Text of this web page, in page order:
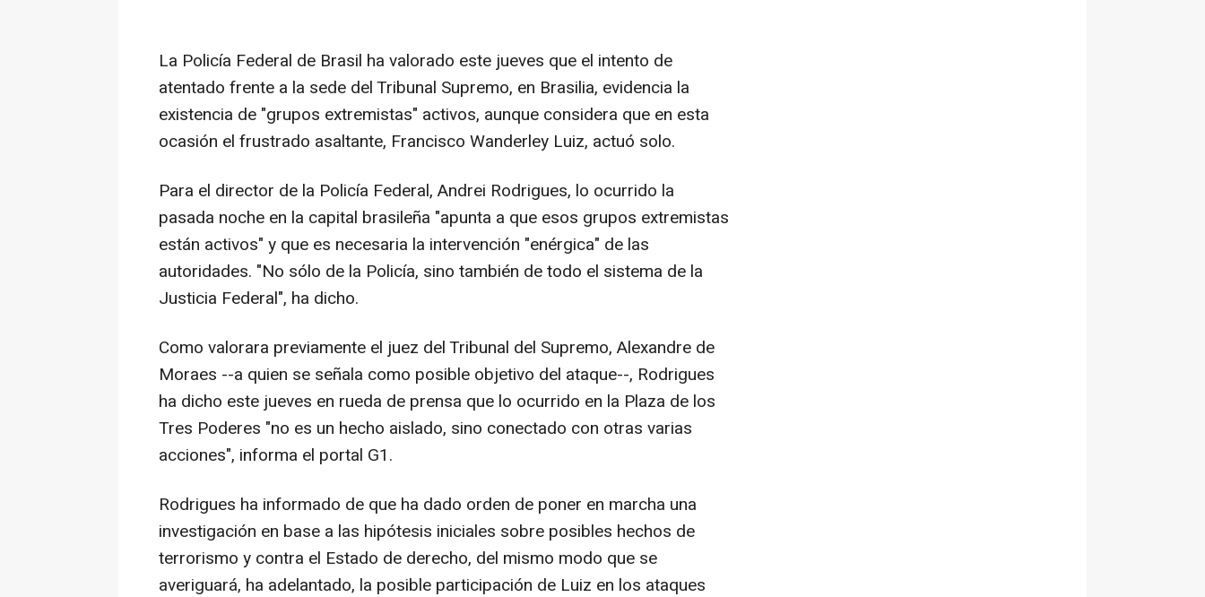
La Policía Federal de Brasil ha valorado este jueves que el intento de
atentado frente a la sede del Tribunal Supremo, en Brasilia, evidencia la
existencia de "grupos extremistas" activos, aunque considera que en esta
ocasión el frustrado asaltante, Francisco Wanderley Luiz, actuó solo.
Para el director de la Policía Federal, Andrei Rodrigues, lo ocurrido la
pasada noche en la capital brasileña "apunta a que esos grupos extremistas
están activos" y que es necesaria la intervención "enérgica" de las
autoridades. "No sólo de la Policía, sino también de todo el sistema de la
Justicia Federal", ha dicho.
Como valorara previamente el juez del Tribunal del Supremo, Alexandre de
Moraes --a quien se señala como posible objetivo del ataque--, Rodrigues
ha dicho este jueves en rueda de prensa que lo ocurrido en la Plaza de los
Tres Poderes "no es un hecho aislado, sino conectado con otras varias
acciones", informa el portal G1.
Rodrigues ha informado de que ha dado orden de poner en marcha una
investigación en base a las hipótesis iniciales sobre posibles hechos de
terrorismo y contra el Estado de derecho, del mismo modo que se
averiguará, ha adelantado, la posible participación de Luiz en los ataques